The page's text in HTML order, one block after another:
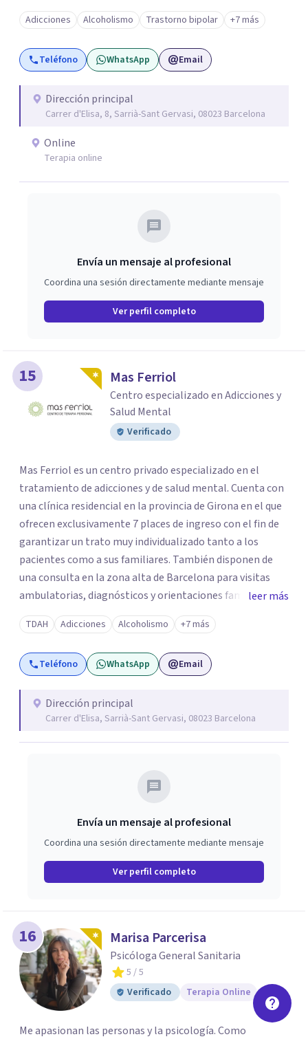
(TLP), TDAH en adultos, trastornos del espectro autista
(TEA) y otras dificultades emocionales complejas que
afectan profundamente la vida personal, familiar y social.
Es director médico y cofundador de Mas Ferriol, un centro
adicciones fundado en 2005, con centro de ingreso
terapéutico en Girona y atención ambulatoria en
Adicciones Alcoholismo Trastorno bipolar +7 más
Teléfono WhatsApp Email
Dirección principal
Carrer d'Elisa, 8, Sarrià-Sant Gervasi, 08023 Barcelona
Online
Terapia online
Envía un mensaje al profesional
Coordina una sesión directamente mediante mensaje
Ver perfil completo
15 Mas Ferriol
Centro especializado en Adicciones y
Salud Mental
Verificado
Mas Ferriol es un centro privado especializado en el
tratamiento de adicciones y de salud mental. Cuenta con
una clínica residencial en la provincia de Girona en el que
ofrecen exclusivamente 7 places de ingreso con el fin de
garantizar un trato muy individualizado tanto a los
pacientes como a sus familiares. También disponen de
una consulta en la zona alta de Barcelona para visitas
ambulatorias, diagnósticos y orientaciones familiares. Su
equipo multidisciplinar sanitario cuenta con amplia
experiencia en el sector y con la formación necesaria para
poder llevar a cabo unos tratamientos de alto nivel. Mas
Ferriol está orientado a todas aquellas personas que
profesional.
leer más
TDAH Adicciones Alcoholismo +7 más
Teléfono WhatsApp Email
Dirección principal
Carrer d'Elisa, Sarrià-Sant Gervasi, 08023 Barcelona
Envía un mensaje al profesional
Coordina una sesión directamente mediante mensaje
Ver perfil completo
16 Marisa Parcerisa
Psicóloga General Sanitaria
5 / 5
Verificado
Terapia Online
Me apasionan las personas y la psicología. Como